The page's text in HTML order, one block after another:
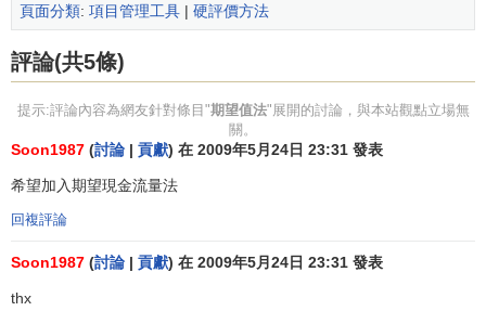
【解】
(萬元)
頁面分類: 項目管理工具 | 硬評價方法
評論(共5條)
提示:評論內容為網友針對條目"期望值法"展開的討論，與本站觀點立場無
關。
Soon1987 (討論 | 貢獻) 在 2009年5月24日 23:31 發表
希望加入期望現金流量法
回複評論
Soon1987 (討論 | 貢獻) 在 2009年5月24日 23:31 發表
thx